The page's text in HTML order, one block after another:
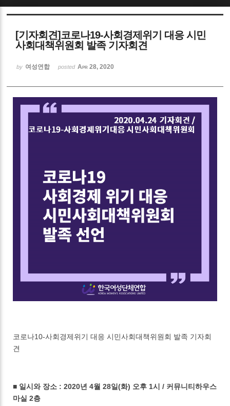
[기자회견]코로나19-사회경제위기 대응 시민
사회대책위원회 발족 기자회견
by 여성연합 posted Apr 28, 2020
코로나10-사회경제위기 대응 시민사회대책위원회 발족 기자회
견
■ 일시와 장소 : 2020년 4월 28일(화) 오후 1시 / 커뮤니티하우스
마실 2층
Sketchbook5, 스케치북5
Sketchbook5, 스케치북5